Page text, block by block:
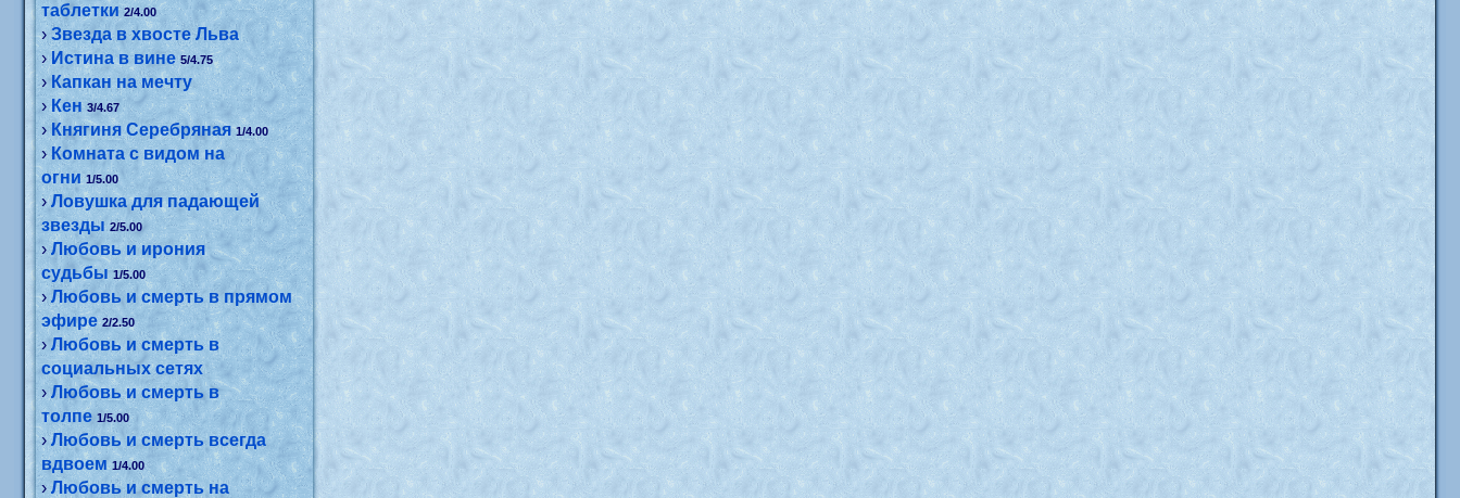
таблетки 2/4.00
›Звезда в хвосте Льва
›Истина в вине 5/4.75
› Капкан на мечту
›Кен 3/4.67
›Княгиня Серебряная 1/4.00
›Комната с видом на
огни 1/5.00
›Ловушка для падающей
звезды 2/5.00
›Любовь и ирония
судьбы 1/5.00
›Любовь и смерть в прямом
эфире 2/2.50
›Любовь и смерть в
социальных сетях
›Любовь и смерть в
толпе 1/5.00
›Любовь и смерть всегда
вдвоем 1/4.00
›Любовь и смерть на